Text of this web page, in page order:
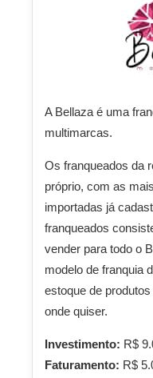
A Bellaza é uma
multimarcas.
Os franqueados da
próprio, com as
importadas já
franqueados
vender para todo o
modelo de franquia
estoque de
onde quiser.
Investimento: R$
Faturamento: R$